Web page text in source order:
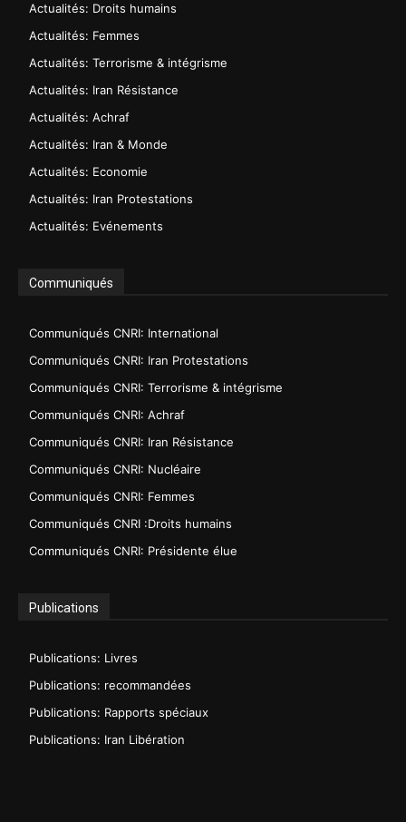
Actualités: Droits humains
Actualités: Femmes
Actualités: Terrorisme & intégrisme
Actualités: Iran Résistance
Actualités: Achraf
Actualités: Iran & Monde
Actualités: Economie
Actualités: Iran Protestations
Actualités: Evénements
Communiqués
Communiqués CNRI: International
Communiqués CNRI: Iran Protestations
Communiqués CNRI: Terrorisme & intégrisme
Communiqués CNRI: Achraf
Communiqués CNRI: Iran Résistance
Communiqués CNRI: Nucléaire
Communiqués CNRI: Femmes
Communiqués CNRI :Droits humains
Communiqués CNRI: Présidente élue
Publications
Publications: Livres
Publications: recommandées
Publications: Rapports spéciaux
Publications: Iran Libération